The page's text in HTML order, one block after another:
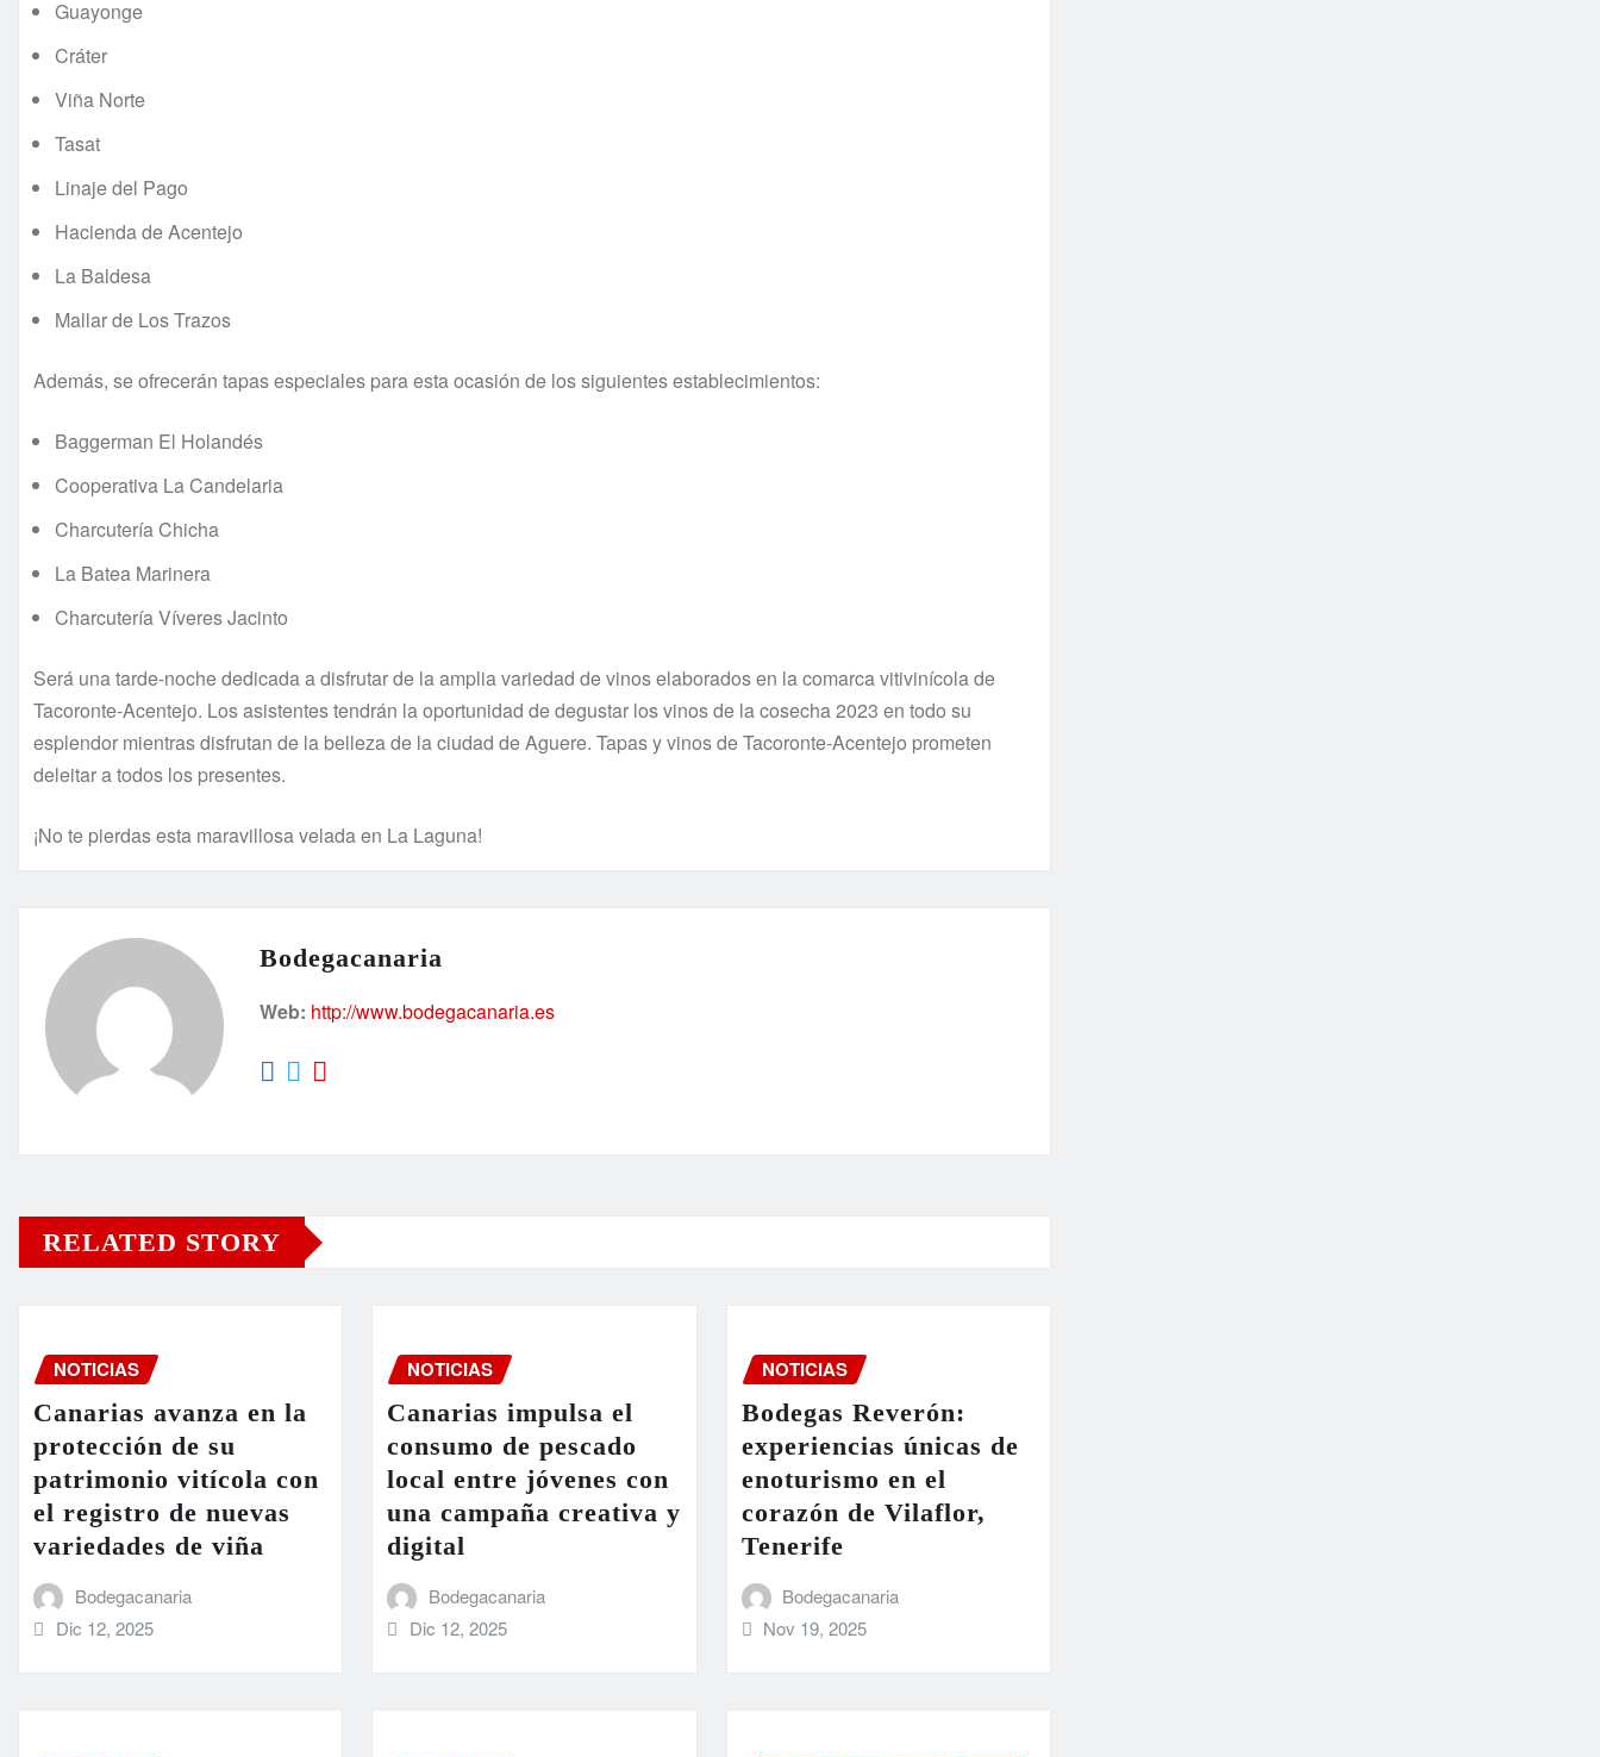
Guayonge
Cráter
Viña Norte
Tasat
Linaje del Pago
Hacienda de Acentejo
La Baldesa
Mallar de Los Trazos
Además, se ofrecerán tapas especiales para esta ocasión de los siguientes establecimientos:
Baggerman El Holandés
Cooperativa La Candelaria
Charcutería Chicha
La Batea Marinera
Charcutería Víveres Jacinto
Será una tarde-noche dedicada a disfrutar de la amplia variedad de vinos elaborados en la comarca vitivinícola de
Tacoronte-Acentejo. Los asistentes tendrán la oportunidad de degustar los vinos de la cosecha 2023 en todo su
esplendor mientras disfrutan de la belleza de la ciudad de Aguere. Tapas y vinos de Tacoronte-Acentejo prometen
deleitar a todos los presentes.
¡No te pierdas esta maravillosa velada en La Laguna!
Bodegacanaria
Web: http://www.bodegacanaria.es
RELATED STORY
NOTICIAS
Canarias avanza en la
protección de su
patrimonio vitícola con
el registro de nuevas
variedades de viña
Bodegacanaria
Dic 12, 2025
NOTICIAS
Canarias impulsa el
consumo de pescado
local entre jóvenes con
una campaña creativa y
digital
Bodegacanaria
Dic 12, 2025
NOTICIAS
Bodegas Reverón:
experiencias únicas de
enoturismo en el
corazón de Vilaflor,
Tenerife
Bodegacanaria
Nov 19, 2025